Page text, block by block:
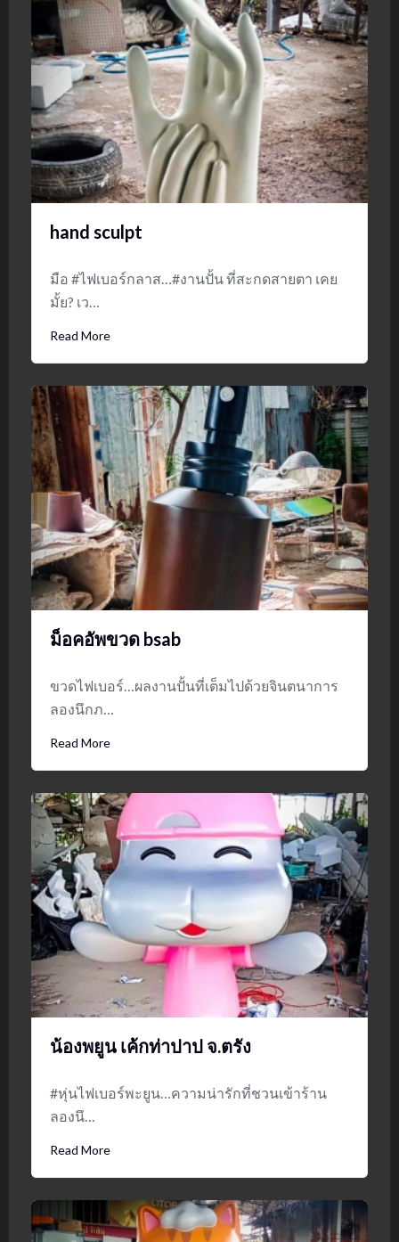
hand sculpt
มือ #ไฟเบอร์กลาส…#งานปั้น ที่สะกดสายตา เคย
มั้ย? เว…
Read More
ม็อคอัพขวด bsab
ขวดไฟเบอร์…ผลงานปั้นที่เต็มไปด้วยจินตนาการ
ลองนึกภ…
Read More
น้องพยูน เค้กท่าปาป จ.ตรัง
#หุ่นไฟเบอร์พะยูน…ความน่ารักที่ชวนเข้าร้าน
ลองนึ…
Read More